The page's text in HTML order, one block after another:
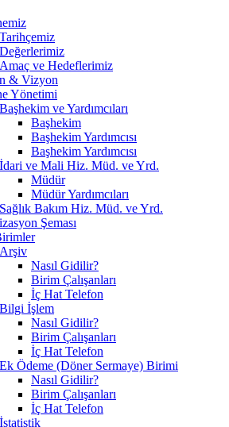
Tarihçemiz
Değerlerimiz
Amaç ve Hedeflerimiz
& Vizyon
Yönetimi
Başhekim ve Yardımcıları
Başhekim
Başhekim Yardımcısı
Başhekim Yardımcısı
İdari ve Mali Hiz. Müd. ve Yrd.
Müdür
Müdür Yardımcıları
Sağlık Bakım Hiz. Müd. ve Yrd.
Şeması
Arşiv
Nasıl Gidilir?
Birim Çalışanları
İç Hat Telefon
Bilgi İşlem
Nasıl Gidilir?
Birim Çalışanları
İç Hat Telefon
Ek Ödeme (Döner Sermaye) Birimi
Nasıl Gidilir?
Birim Çalışanları
İç Hat Telefon
İstatistik